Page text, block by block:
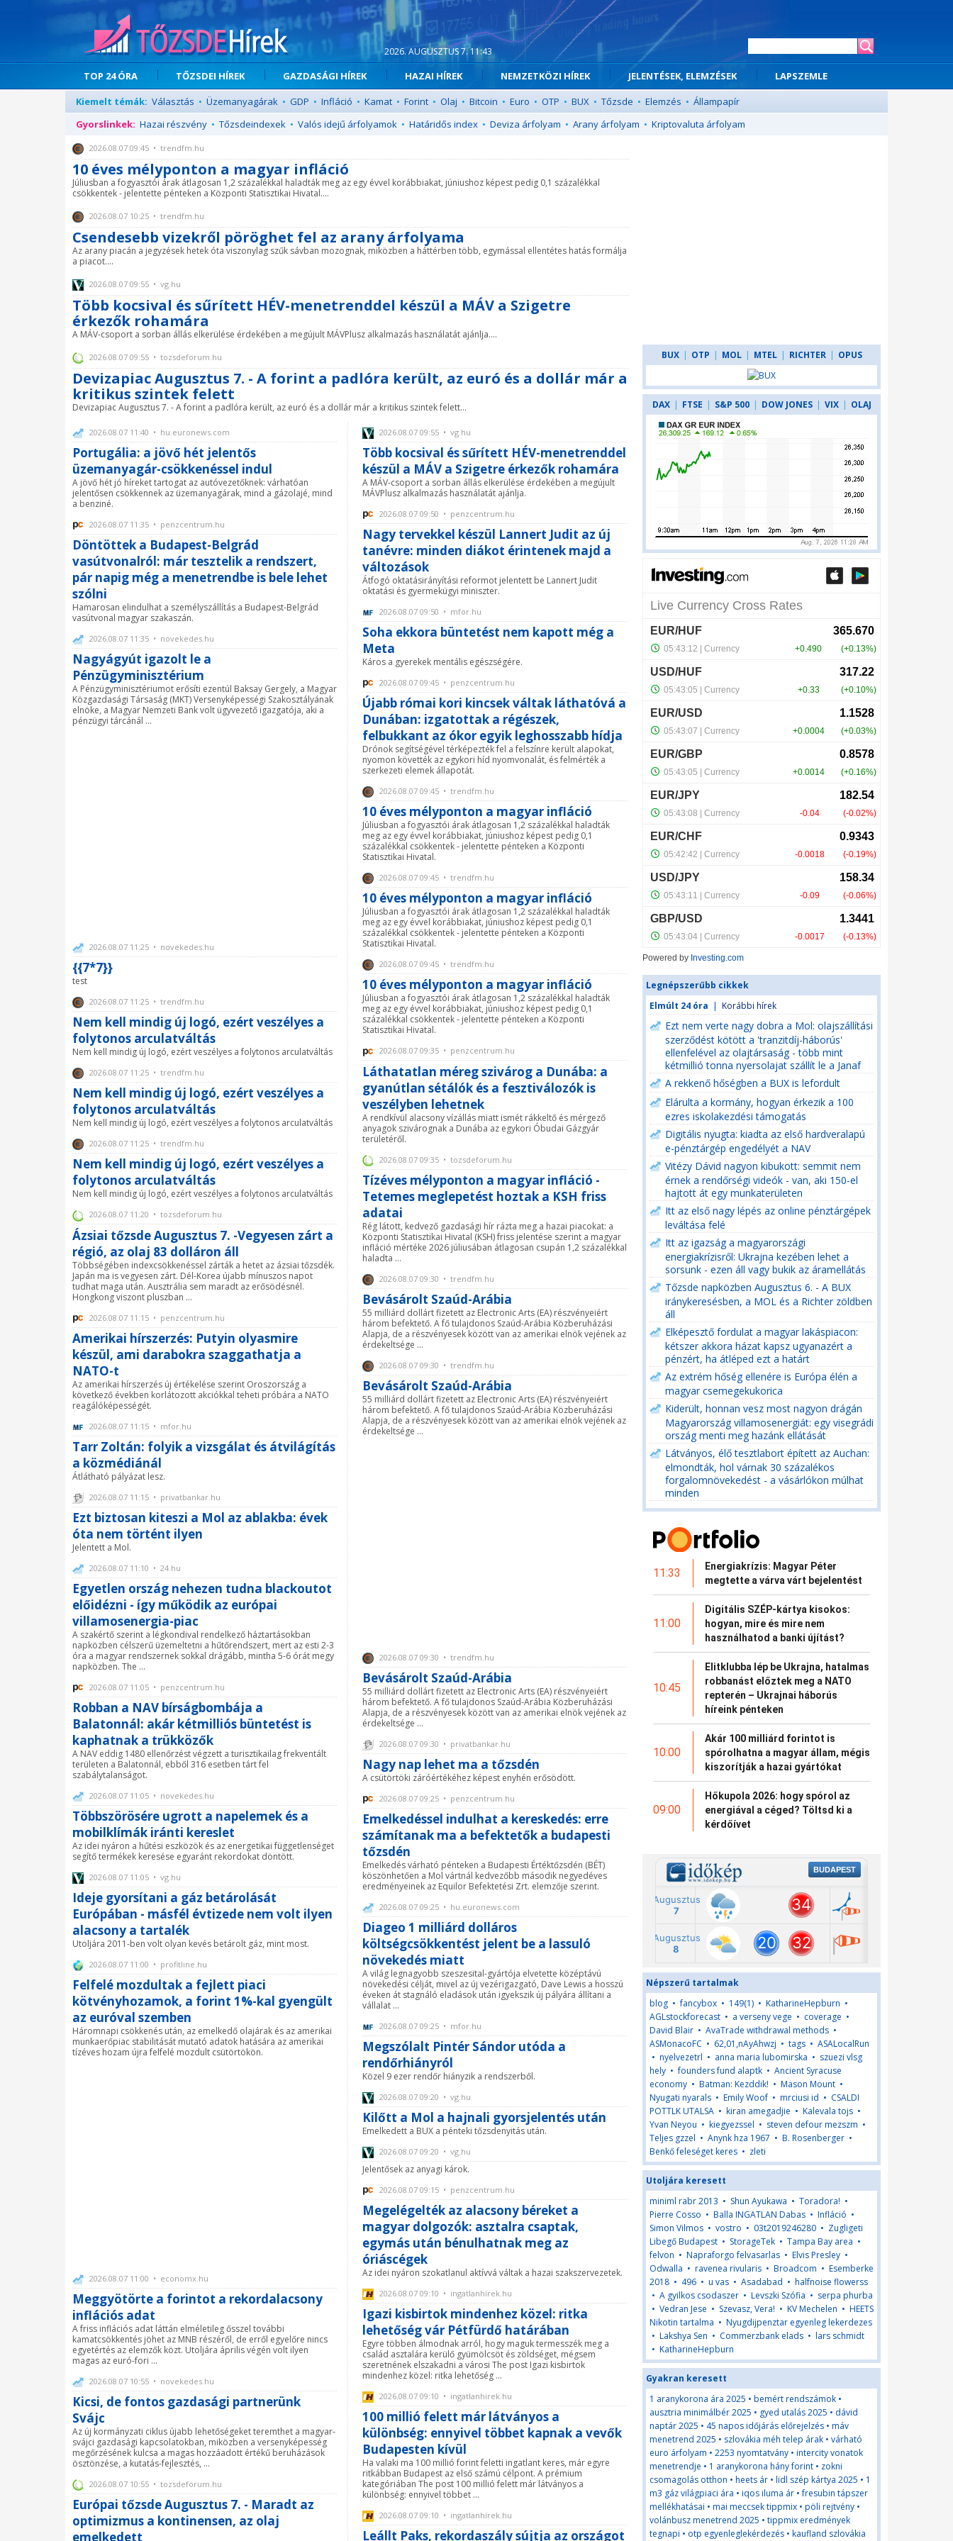
2026. AUGUSZTUS 7. 11:43
TOP 24 ÓRA TŐZSDEI HÍREK GAZDASÁGI HÍREK HAZAI HÍREK NEMZETKÖZI HÍREK JELENTÉSEK, ELEMZÉSEK
LAPSZEMLE
Kiemelt témák: Választás • Üzemanyagárak • GDP • Infláció • Kamat • Forint • Olaj • Bitcoin • Euro • OTP • BUX • Tőzsde • Elemzés • Állampapír
Gyorslinkek: Hazai részvény • Tőzsdeindexek • Valós idejű árfolyamok • Határidős index • Deviza árfolyam • Arany árfolyam • Kriptovaluta árfolyam
2026.08.07 09:45 • trendfm.hu
10 éves mélyponton a magyar infláció
Júliusban a fogyasztói árak átlagosan 1,2 százalékkal haladták meg az egy évvel korábbiakat, júniushoz képest pedig 0,1 százalékkal
csökkentek - jelentette pénteken a Központi Statisztikai Hivatal....
2026.08.07 10:25 • trendfm.hu
Csendesebb vizekről pöröghet fel az arany árfolyama
Az arany piacán a jegyzések hetek óta viszonylag szűk sávban mozognak, miközben a háttérben több, egymással ellentétes hatás formálja
a piacot....
2026.08.07 09:55 • vg.hu
Több kocsival és sűrített HÉV-menetrenddel készül a MÁV a Szigetre
érkezők rohamára
A MÁV-csoport a sorban állás elkerülése érdekében a megújult MÁVPlusz alkalmazás használatát ajánlja....
2026.08.07 09:55 • tozsdeforum.hu
Devizapiac Augusztus 7. - A forint a padlóra került, az euró és a dollár már a
kritikus szintek felett
Devizapiac Augusztus 7. - A forint a padlóra került, az euró és a dollár már a kritikus szintek felett...
2026.08.07 11:40 • hu.euronews.com
Portugália: a jövő hét jelentős
üzemanyagár-csökkenéssel indul
A jövő hét jó híreket tartogat az autóvezetőknek: várhatóan
jelentősen csökkennek az üzemanyagárak, mind a gázolajé, mind
a benziné.
2026.08.07 11:35 • penzcentrum.hu
Döntöttek a Budapest-Belgrád
vasútvonalról: már tesztelik a rendszert,
pár napig még a menetrendbe is bele lehet
szólni
Hamarosan elindulhat a személyszállítás a Budapest-Belgrád
vasútvonal magyar szakaszán.
2026.08.07 11:35 • novekedes.hu
Nagyágyút igazolt le a
Pénzügyminisztérium
A Pénzügyminisztériumot erősíti ezentúl Baksay Gergely, a Magyar
Közgazdasági Társaság (MKT) Versenyképességi Szakosztályának
elnöke, a Magyar Nemzeti Bank volt ügyvezető igazgatója, aki a
pénzügyi tárcánál ...
2026.08.07 11:25 • novekedes.hu
{{7*7}}
test
2026.08.07 11:25 • trendfm.hu
Nem kell mindig új logó, ezért veszélyes a
folytonos arculatváltás
Nem kell mindig új logó, ezért veszélyes a folytonos arculatváltás
2026.08.07 11:25 • trendfm.hu
Nem kell mindig új logó, ezért veszélyes a
folytonos arculatváltás
Nem kell mindig új logó, ezért veszélyes a folytonos arculatváltás
2026.08.07 11:25 • trendfm.hu
Nem kell mindig új logó, ezért veszélyes a
folytonos arculatváltás
Nem kell mindig új logó, ezért veszélyes a folytonos arculatváltás
2026.08.07 11:20 • tozsdeforum.hu
Ázsiai tőzsde Augusztus 7. -Vegyesen zárt a
régió, az olaj 83 dolláron áll
Többségében indexcsökkenéssel zárták a hetet az ázsiai tőzsdék.
Japán ma is vegyesen zárt. Dél-Korea újabb mínuszos napot
tudhat maga után. Ausztrália sem maradt az erősödésnél.
Hongkong viszont pluszban ...
2026.08.07 11:15 • penzcentrum.hu
Amerikai hírszerzés: Putyin olyasmire
készül, ami darabokra szaggathatja a
NATO-t
Az amerikai hírszerzés új értékelése szerint Oroszország a
következő években korlátozott akciókkal teheti próbára a NATO
reagálóképességét.
2026.08.07 11:15 • mfor.hu
Tarr Zoltán: folyik a vizsgálat és átvilágítás
a közmédiánál
Átlátható pályázat lesz.
2026.08.07 11:15 • privatbankar.hu
Ezt biztosan kiteszi a Mol az ablakba: évek
óta nem történt ilyen
Jelentett a Mol.
2026.08.07 11:10 • 24.hu
Egyetlen ország nehezen tudna blackoutot
előidézni - így működik az európai
villamosenergia-piac
A szakértő szerint a légkondival rendelkező háztartásokban
napközben célszerű üzemeltetni a hűtőrendszert, mert az esti 2-3
óra a magyar rendszernek sokkal drágább, mintha 5-6 órát megy
napközben. The ...
2026.08.07 11:05 • penzcentrum.hu
Robban a NAV bírságbombája a
Balatonnál: akár kétmilliós büntetést is
kaphatnak a trükközők
A NAV eddig 1480 ellenőrzést végzett a turisztikailag frekventált
területen a Balatonnál, ebből 316 esetben tárt fel
szabálytalanságot.
2026.08.07 11:05 • novekedes.hu
Többszörösére ugrott a napelemek és a
mobilklímák iránti kereslet
Az idei nyáron a hűtési eszközök és az energetikai függetlenséget
segítő termékek keresése egyaránt rekordokat döntött.
2026.08.07 11:05 • vg.hu
Ideje gyorsítani a gáz betárolását
Európában - másfél évtizede nem volt ilyen
alacsony a tartalék
Utoljára 2011-ben volt olyan kevés betárolt gáz, mint most.
2026.08.07 11:00 • profitline.hu
Felfelé mozdultak a fejlett piaci
kötvényhozamok, a forint 1%-kal gyengült
az euróval szemben
Háromnapi csökkenés után, az emelkedő olajárak és az amerikai
munkaerőpiac stabilitását mutató adatok hatására az amerikai
tízéves hozam újra felfelé mozdult csütörtökön.
2026.08.07 11:00 • economx.hu
Meggyötörte a forintot a rekordalacsony
inflációs adat
A friss inflációs adat láttán elméletileg ősszel további
kamatcsökkentés jöhet az MNB részéről, de erről egyelőre nincs
egyetértés az elemzők közt. Utoljára április végén volt ilyen
magas az euró-fori ...
2026.08.07 10:55 • novekedes.hu
Kicsi, de fontos gazdasági partnerünk
Svájc
Az új kormányzati ciklus újabb lehetőségeket teremthet a magyar-
svájci gazdasági kapcsolatokban, miközben a versenyképesség
megőrzésének kulcsa a magas hozzáadott értékű beruházások
ösztönzése, a kutatás-fejlesztés, ...
2026.08.07 10:55 • tozsdeforum.hu
Európai tőzsde Augusztus 7. - Maradt az
optimizmus a kontinensen, az olaj
emelkedett
2026.08.07 09:55 • vg.hu
Több kocsival és sűrített HÉV-menetrenddel
készül a MÁV a Szigetre érkezők rohamára
A MÁV-csoport a sorban állás elkerülése érdekében a megújult
MÁVPlusz alkalmazás használatát ajánlja.
2026.08.07 09:50 • penzcentrum.hu
Nagy tervekkel készül Lannert Judit az új
tanévre: minden diákot érintenek majd a
változások
Átfogó oktatásirányítási reformot jelentett be Lannert Judit
oktatási és gyermekügyi miniszter.
2026.08.07 09:50 • mfor.hu
Soha ekkora büntetést nem kapott még a
Meta
Káros a gyerekek mentális egészségére.
2026.08.07 09:45 • penzcentrum.hu
Újabb római kori kincsek váltak láthatóvá a
Dunában: izgatottak a régészek,
felbukkant az ókor egyik leghosszabb hídja
Drónok segítségével térképezték fel a felszínre került alapokat,
nyomon követték az egykori híd nyomvonalát, és felmérték a
szerkezeti elemek állapotát.
2026.08.07 09:45 • trendfm.hu
10 éves mélyponton a magyar infláció
Júliusban a fogyasztói árak átlagosan 1,2 százalékkal haladták
meg az egy évvel korábbiakat, júniushoz képest pedig 0,1
százalékkal csökkentek - jelentette pénteken a Központi
Statisztikai Hivatal.
2026.08.07 09:45 • trendfm.hu
10 éves mélyponton a magyar infláció
Júliusban a fogyasztói árak átlagosan 1,2 százalékkal haladták
meg az egy évvel korábbiakat, júniushoz képest pedig 0,1
százalékkal csökkentek - jelentette pénteken a Központi
Statisztikai Hivatal.
2026.08.07 09:45 • trendfm.hu
10 éves mélyponton a magyar infláció
Júliusban a fogyasztói árak átlagosan 1,2 százalékkal haladták
meg az egy évvel korábbiakat, júniushoz képest pedig 0,1
százalékkal csökkentek - jelentette pénteken a Központi
Statisztikai Hivatal.
2026.08.07 09:35 • penzcentrum.hu
Láthatatlan méreg szivárog a Dunába: a
gyanútlan sétálók és a fesztiválozók is
veszélyben lehetnek
A rendkívül alacsony vízállás miatt ismét rákkeltő és mérgező
anyagok szivárognak a Dunába az egykori Óbudai Gázgyár
területéről.
2026.08.07 09:35 • tozsdeforum.hu
Tízéves mélyponton a magyar infláció -
Tetemes meglepetést hoztak a KSH friss
adatai
Rég látott, kedvező gazdasági hír rázta meg a hazai piacokat: a
Központi Statisztikai Hivatal (KSH) friss jelentése szerint a magyar
infláció mértéke 2026 júliusában átlagosan csupán 1,2 százalékkal
haladta ...
2026.08.07 09:30 • trendfm.hu
Bevásárolt Szaúd-Arábia
55 milliárd dollárt fizetett az Electronic Arts (EA) részvényeiért
három befektető. A fő tulajdonos Szaúd-Arábia Közberuházási
Alapja, de a részvényesek között van az amerikai elnök vejének az
érdekeltsége ...
2026.08.07 09:30 • trendfm.hu
Bevásárolt Szaúd-Arábia
55 milliárd dollárt fizetett az Electronic Arts (EA) részvényeiért
három befektető. A fő tulajdonos Szaúd-Arábia Közberuházási
Alapja, de a részvényesek között van az amerikai elnök vejének az
érdekeltsége ...
2026.08.07 09:30 • trendfm.hu
Bevásárolt Szaúd-Arábia
55 milliárd dollárt fizetett az Electronic Arts (EA) részvényeiért
három befektető. A fő tulajdonos Szaúd-Arábia Közberuházási
Alapja, de a részvényesek között van az amerikai elnök vejének az
érdekeltsége ...
2026.08.07 09:30 • privatbankar.hu
Nagy nap lehet ma a tőzsdén
A csütörtöki záróértékéhez képest enyhén erősödött.
2026.08.07 09:25 • penzcentrum.hu
Emelkedéssel indulhat a kereskedés: erre
számítanak ma a befektetők a budapesti
tőzsdén
Emelkedés várható pénteken a Budapesti Értéktőzsdén (BÉT)
köszönhetően a Mol vártnál kedvezőbb második negyedéves
eredményeinek az Equilor Befektetési Zrt. elemzője szerint.
2026.08.07 09:25 • hu.euronews.com
Diageo 1 milliárd dolláros
költségcsökkentést jelent be a lassuló
növekedés miatt
A világ legnagyobb szeszesital-gyártója elvetette középtávú
növekedési célját, mivel az új vezérigazgató, Dave Lewis a hosszú
éveken át stagnáló eladások után igyekszik új pályára állítani a
vállalat ...
2026.08.07 09:25 • mfor.hu
Megszólalt Pintér Sándor utóda a
rendőrhiányról
Közel 9 ezer rendőr hiányzik a rendszerből.
2026.08.07 09:20 • vg.hu
Kilőtt a Mol a hajnali gyorsjelentés után
Emelkedett a BUX a pénteki tőzsdenyitás után.
2026.08.07 09:20 • vg.hu
Jelentősek az anyagi károk.
2026.08.07 09:15 • penzcentrum.hu
Megelégelték az alacsony béreket a
magyar dolgozók: asztalra csaptak,
egymás után bénulhatnak meg az
óriáscégek
Az idei nyáron szokatlanul aktívvá váltak a hazai szakszervezetek.
2026.08.07 09:10 • ingatlanhirek.hu
Igazi kisbirtok mindenhez közel: ritka
lehetőség vár Pétfürdő határában
Egyre többen álmodnak arról, hogy maguk termesszék meg a
család asztalára kerülő gyümölcsöt és zöldséget, mégsem
szeretnének elszakadni a városi The post Igazi kisbirtok
mindenhez közel: ritka lehetőség ...
2026.08.07 09:10 • ingatlanhirek.hu
100 millió felett már látványos a
különbség: ennyivel többet kapnak a vevők
Budapesten kívül
Ha valaki ma 100 millió forint feletti ingatlant keres, már egyre
ritkábban Budapest az első számú célpont. A prémium
kategóriában The post 100 millió felett már látványos a
különbség: ennyivel többet ...
2026.08.07 09:10 • ingatlanhirek.hu
Leállt Paks, rekordaszály sújtja az országot
BUX | OTP | MOL | MTEL | RICHTER | OPUS
DAX | FTSE | S&P 500 | DOW JONES | VIX | OLAJ
Powered by Investing.com
Legnépszerűbb cikkek
Elmúlt 24 óra | Korábbi hírek
Ezt nem verte nagy dobra a Mol: olajszállítási
szerződést kötött a 'tranzitdíj-háborús'
ellenfelével az olajtársaság - több mint
kétmillió tonna nyersolajat szállít le a Janaf
A rekkenő hőségben a BUX is lefordult
Elárulta a kormány, hogyan érkezik a 100
ezres iskolakezdési támogatás
Digitális nyugta: kiadta az első hardveralapú
e-pénztárgép engedélyét a NAV
Vitézy Dávid nagyon kibukott: semmit nem
érnek a rendőrségi videók - van, aki 150-el
hajtott át egy munkaterületen
Itt az első nagy lépés az online pénztárgépek
leváltása felé
Itt az igazság a magyarországi
energiakrízisről: Ukrajna kezében lehet a
sorsunk - ezen áll vagy bukik az áramellátás
Tőzsde napközben Augusztus 6. - A BUX
iránykeresésben, a MOL és a Richter zöldben
áll
Elképesztő fordulat a magyar lakáspiacon:
kétszer akkora házat kapsz ugyanazért a
pénzért, ha átléped ezt a határt
Az extrém hőség ellenére is Európa élén a
magyar csemegekukorica
Kiderült, honnan vesz most nagyon drágán
Magyarország villamosenergiát: egy visegrádi
ország menti meg hazánk ellátását
Látványos, élő tesztlabort épített az Auchan:
elmondták, hol várnak 30 százalékos
forgalomnövekedést - a vásárlókon múlhat
minden
11:33
Energiakrízis: Magyar Péter
megtette a várva várt bejelentést
11:00
Digitális SZÉP-kártya kisokos:
hogyan, mire és mire nem
használhatod a banki újítást?
10:45
Elitklubba lép be Ukrajna, hatalmas
robbanást előztek meg a NATO
repterén – Ukrajnai háborús
híreink pénteken
10:00
Akár 100 milliárd forintot is
spórolhatna a magyar állam, mégis
kiszorítják a hazai gyártókat
09:00
Hőkupola 2026: hogy spórol az
energiával a céged? Töltsd ki a
kérdőívet
Népszerű tartalmak
blog •fancybox • 149(1) • KatharineHepburn •
AGLstockforecast • a verseny vege • coverage •
David Blair • AvaTrade withdrawal methods •
ASMonacoFC • 62,01,nAyAhwzj • tags • ASALocalRun
• nyelvezetrl • anna maria lubomirska • szuezi vlsg
hely •founders fund alaptk • Ancient Syracuse
economy • Batman: Kezddik! • Mason Mount •
Nyugati nyarals • Emily Woof • mrciusi id • CSALDI
POTTLK UTALSA • kiran amegadjie • Kalevala tojs •
Yvan Neyou • kiegyezssel • steven defour mezszm •
Teljes gzzel • Anynk hza 1967 • B. Rosenberger •
Benkő feleséget keres • zleti
Utoljára keresett
miniml rabr 2013 • Shun Ayukawa • Toradora! •
Pierre Cosso • Balla INGATLAN Dabas • Infláció •
Simon Vilmos • vostro • 03t2019246280 • Zugligeti
Libegő Budapest • StorageTek • Tampa Bay area •
felvon • Napraforgo felvasarlas • Elvis Presley •
Odwalla • ravenea rivularis • Broadcom • Esemberke
2018 • 496 • u vas • Asadabad • halfnoise flowerss
• A gyilkos csodaszer • Levszki Szófia • serpa phurba
• Vedran Jese • Szevasz, Vera! • KV Mechelen • HEETS
Nikotin tartalma • Nyugdijpenztar egyenleg lekerdezes
• Lakshya Sen • Commerzbank elads • lars schmidt
• KatharineHepburn
Gyakran keresett
1 aranykorona ára 2025 • bemért rendszámok •
ausztria minimálbér 2025 • gyed utalás 2025 • dávid
naptár 2025 • 45 napos időjárás előrejelzés • máv
menetrend 2025 • szlovákia méh telep árak • várható
euro árfolyam • 2253 nyomtatvány • intercity vonatok
menetrendje • 1 aranykorona hány forint • zokni
csomagolás otthon • heets ár • lidl szép kártya 2025 • 1
m3 gáz világpiaci ára • iqos iluma ár •fresubin tápszer
mellékhatásai • mai meccsek tippmix • pöli rejtvény •
volánbusz menetrend 2025 • tippmix eredmények
tegnapi • otp egyenleglekérdezés • kaufland szlovákia